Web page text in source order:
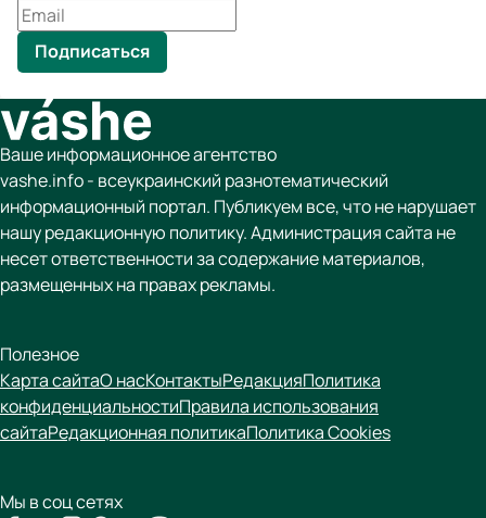
Подписаться
Ваше информационное агентство
vashe.info - всеукраинский разнотематический
информационный портал. Публикуем все, что не нарушает
нашу редакционную политику. Администрация сайта не
несет ответственности за содержание материалов,
размещенных на правах рекламы.
Полезное
Карта сайтаО насКонтактыРедакцияПолитика
конфиденциальностиПравила использования
сайтаРедакционная политикаПолитика Cookies
Мы в соц сетях